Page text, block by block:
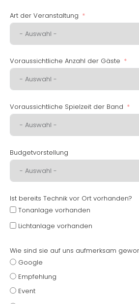
Art der Veranstaltung
Voraussichtliche Anzahl der Gäste
Voraussichtliche Spielzeit der Band
Budgetvorstellung
Ist bereits Technik vor Ort vorhanden?
Tonanlage vorhanden
Lichtanlage vorhanden
Wie sind sie auf uns aufmerksam
Google
Empfehlung
Event